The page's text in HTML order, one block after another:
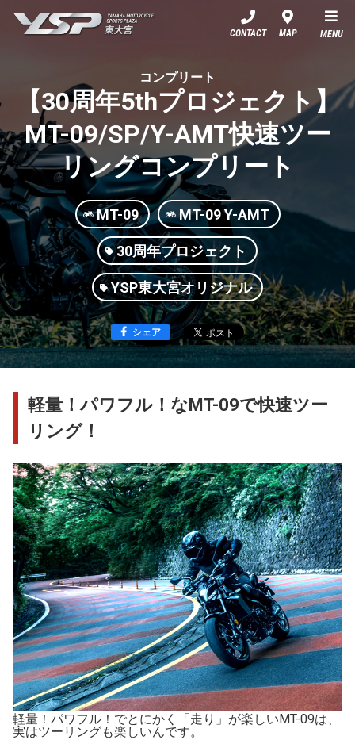
CONTACT MAP MENU
コンプリート
【30周年5thプロジェクト】
MT-09/SP/Y-AMT快速ツー
リングコンプリート
MT-09 MT-09 Y-AMT
30周年プロジェクト
YSP東大宮オリジナル
シェア
軽量！パワフル！なMT-09で快速ツー
リング！
軽量！パワフル！でとにかく「走り」が楽しいMT-09は、
実はツーリングも楽しいんです。